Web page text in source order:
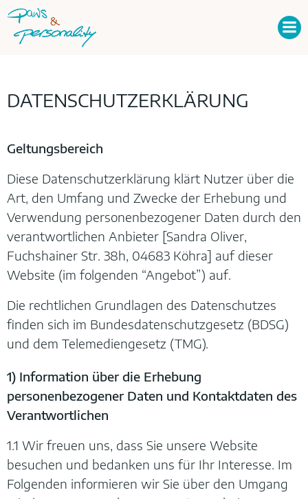
DATENSCHUTZERKLÄRUNG
Geltungsbereich
Diese Datenschutzerklärung klärt Nutzer über die
Art, den Umfang und Zwecke der Erhebung und
Verwendung personenbezogener Daten durch den
verantwortlichen Anbieter [Sandra Oliver,
Fuchshainer Str. 38h, 04683 Köhra] auf dieser
Website (im folgenden “Angebot”) auf.
Die rechtlichen Grundlagen des Datenschutzes
finden sich im Bundesdatenschutzgesetz (BDSG)
und dem Telemediengesetz (TMG).
1) Information über die Erhebung
personenbezogener Daten und Kontaktdaten des
Verantwortlichen
1.1 Wir freuen uns, dass Sie unsere Website
besuchen und bedanken uns für Ihr Interesse. Im
Folgenden informieren wir Sie über den Umgang